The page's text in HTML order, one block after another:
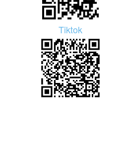
Tiktok